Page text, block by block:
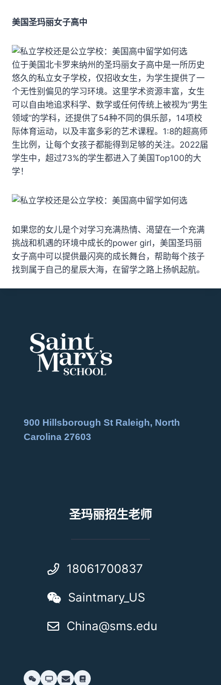
美国圣玛丽女子高中
位于美国北卡罗来纳州的圣玛丽女子高中是一所历史
悠久的私立女子学校，仅招收女生，为学生提供了一
个无性别偏见的学习环境。这里学术资源丰富，女生
可以自由地追求科学、数学或任何传统上被视为“男生
领域”的学科，还提供了54种不同的俱乐部，14项校
际体育运动，以及丰富多彩的艺术课程。1:8的超高师
生比例，让每个女孩子都能得到足够的关注。2022届
学生中，超过73%的学生都进入了美国Top100的大
学！
如果您的女儿是个对学习充满热情、渴望在一个充满
挑战和机遇的环境中成长的power girl，美国圣玛丽
女子高中可以提供最闪亮的成长舞台，帮助每个孩子
找到属于自己的星辰大海，在留学之路上扬帆起航。
900 Hillsborough St Raleigh, North
Carolina 27603
圣玛丽招生老师
18061700837
Saintmary_US
China@sms.edu